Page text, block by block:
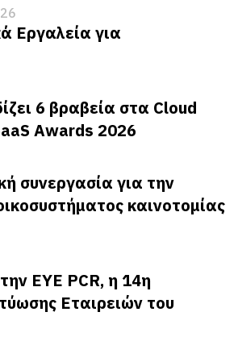
Εργαλεία για
6 βραβεία στα Cloud
Awards 2026
συνεργασία για την
καινοτομίας
EYE PCR, η 14η
Εταιρειών του